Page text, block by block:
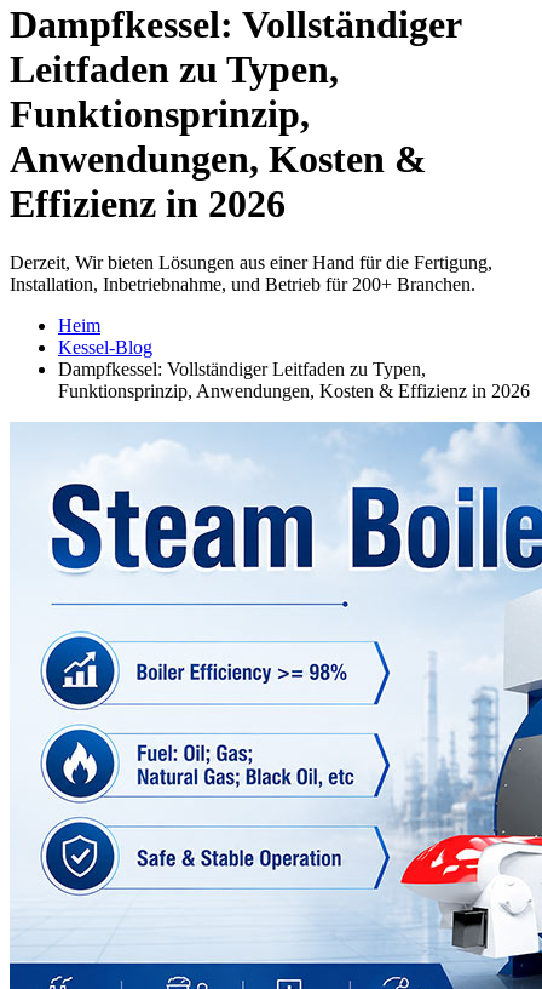
Dampfkessel: Vollständiger
Leitfaden zu Typen,
Funktionsprinzip,
Anwendungen, Kosten &
Effizienz in 2026
Derzeit, Wir bieten Lösungen aus einer Hand für die Fertigung,
Installation, Inbetriebnahme, und Betrieb für 200+ Branchen.
Heim
Kessel-Blog
Dampfkessel: Vollständiger Leitfaden zu Typen,
Funktionsprinzip, Anwendungen, Kosten & Effizienz in 2026